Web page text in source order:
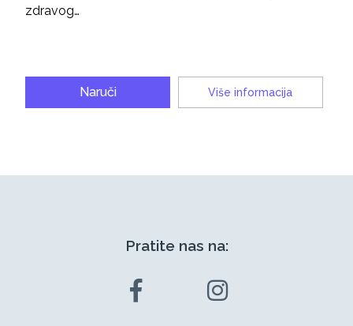
zdravog…
Naruči Više informacija
Pratite nas na: